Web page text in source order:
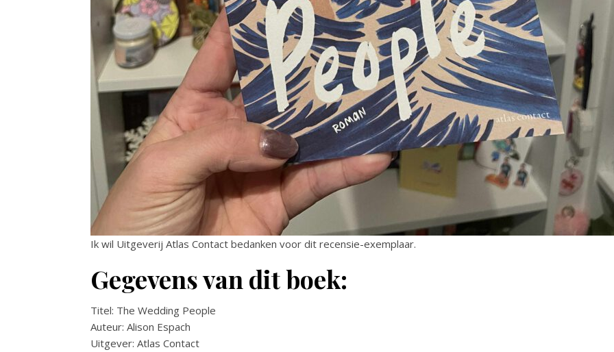
Ik wil Uitgeverij Atlas Contact bedanken voor dit recensie-exemplaar.
Gegevens van dit boek:
Titel: The Wedding People
Auteur: Alison Espach
Uitgever: Atlas Contact